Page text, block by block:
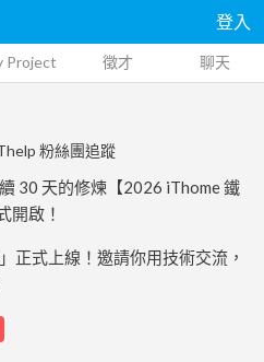
登入
Project 徵才 聊天
粉絲團追蹤
30 天的修煉【2026 iThome 鐵
開啟！
正式上線！邀請你用技術交流，